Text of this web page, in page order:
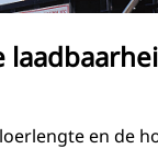
en de